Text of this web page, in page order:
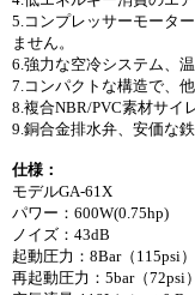
5.コンプレッサーモータ
ません。
6.強力な空冷システム、
7.コンパクトな構造で、
8.複合NBR/PVC素材サイ
9.銅合金排水弁、安価な
仕様：
モデルGA-61X
パワー：600W(0.75hp)
ノイズ：43dB
起動圧力：8Bar（115psi）
再起動圧力：5bar（72psi）